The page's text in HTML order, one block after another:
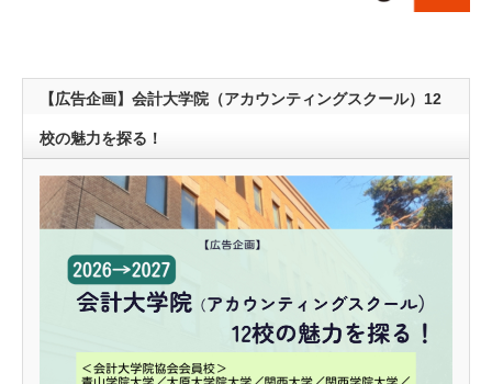
【広告企画】会計大学院（アカウンティングスクール）12
校の魅力を探る！